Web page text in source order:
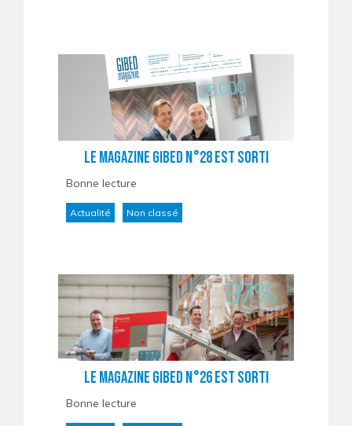
Le magazine Gibed n°28 est sorti
Bonne lecture
Actualité Non classé
Le magazine Gibed n°26 est sorti
Bonne lecture